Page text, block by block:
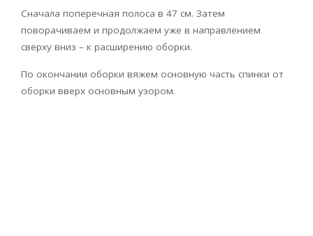
Сначала поперечная полоса в 47 см. Затем
поворачиваем и продолжаем уже в направлением
сверху вниз – к расширению оборки.
По окончании оборки вяжем основную часть спинки от
оборки вверх основным узором.